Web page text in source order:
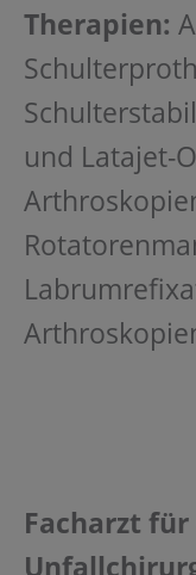
Therapien:
und Latajet-
Facharzt